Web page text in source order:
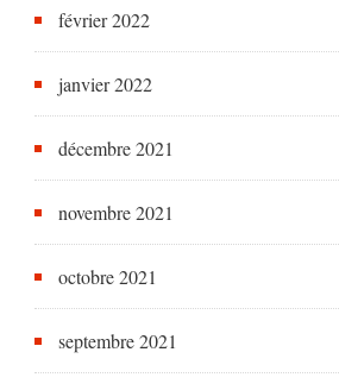
février 2022
janvier 2022
décembre 2021
novembre 2021
octobre 2021
septembre 2021